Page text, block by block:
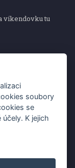
víkendovku tu
tu
sekerku Fiskars
ceny z letáku!
soubory
se
K jejich